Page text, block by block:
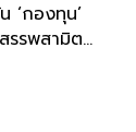
‘กองทุน’
รรพสามิต